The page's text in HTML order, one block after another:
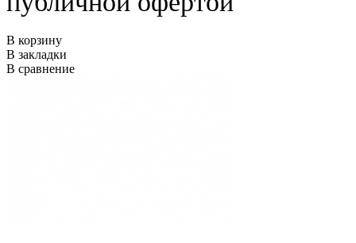
В корзину
В закладки
В сравнение